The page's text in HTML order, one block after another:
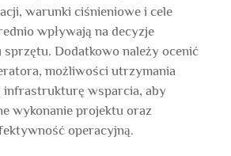
warunki ciśnieniowe i cele
wpływają na decyzje
Dodatkowo należy ocenić
możliwości utrzymania
infrastrukturę wsparcia, aby
wykonanie projektu oraz
operacyjną.